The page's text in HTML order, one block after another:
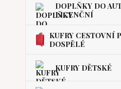
DOPLŇKY DO
LICENČNÍ
KUFRY CESTOVNÍ
DOSPĚLÉ
KUFRY DĚTSKÉ